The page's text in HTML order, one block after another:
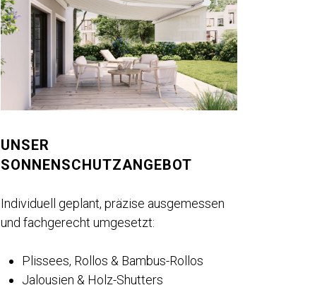
UNSER
SONNENSCHUTZANGEBOT
Individuell geplant, präzise ausgemessen
und fachgerecht umgesetzt:
Plissees, Rollos & Bambus-Rollos
Jalousien & Holz-Shutters